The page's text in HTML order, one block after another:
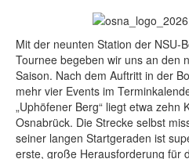
Mit der neunten Station der NSU-
Tournee begeben wir uns an den
Saison. Nach dem Auftritt in der
mehr vier Events im
„Uphöfener Berg“ liegt etwa zehn
Osnabrück. Die Strecke selbst
seiner langen Startgeraden ist
erste, große Herausforderung für